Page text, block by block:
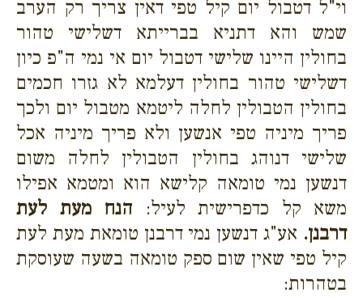
וי"ל דטבול יום קיל טפי דאין צריך רק הערב
שמש והא דתניא בברייתא דשלישי טהור
בחולין היינו שלישי דטבול יום אי נמי ה"פ כיון
דשלישי טהור בחולין דעלמא לא גזרו חכמים
בחולין הטבולין לחלה ליטמא מטבול יום ולכך
פריך מיניה טפי אנשען ולא פריך מיניה אכל
שלישי דנוהג בחולין הטבולין לחלה משום
דנשען נמי טומאה קלישא הוא ומטמא אפילו
משא קל כדפרישית לעיל: הנח מעת לעת
דרבנן. אע"ג דנשען נמי דרבנן טומאת מעת לעת
קיל טפי שאין שום ספק טומאה בשעה שעוסקת
בטהרות: